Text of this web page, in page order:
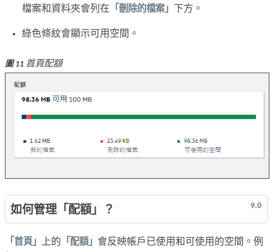
檔案和資料夾會列在 「刪除的檔案」 下方。
綠色條紋會顯示可用空間。
圖 11 首頁配額
9.0
如何管理「配額」？
「首頁」 上的 「配額」 會反映帳戶已使用和可使用的空間。例